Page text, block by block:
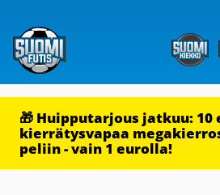
🎁 Huipputarjous jatkuu: 10
kierrätysvapaa
peliin - vain 1 eurolla!